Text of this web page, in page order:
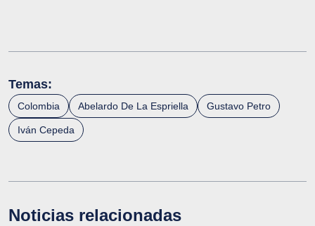
Temas:
Colombia Abelardo De La Espriella Gustavo Petro
Iván Cepeda
Noticias relacionadas